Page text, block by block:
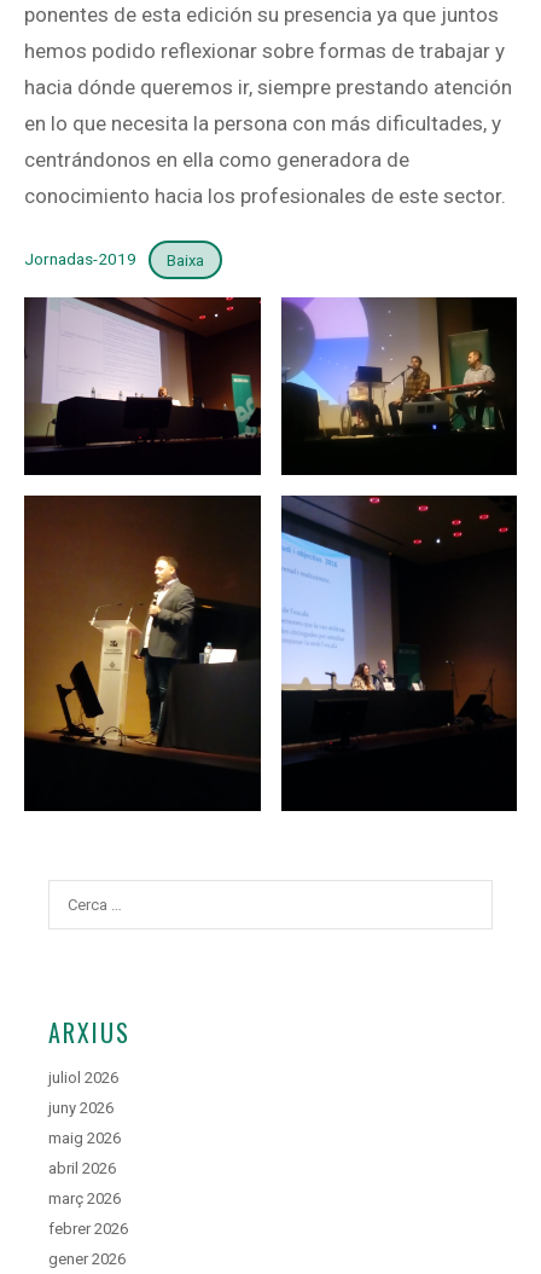
ponentes de esta edición su presencia ya que juntos
hemos podido reflexionar sobre formas de trabajar y
hacia dónde queremos ir, siempre prestando atención
en lo que necesita la persona con más dificultades, y
centrándonos en ella como generadora de
conocimiento hacia los profesionales de este sector.
Jornadas-2019 Baixa
ARXIUS
juliol 2026
juny 2026
maig 2026
abril 2026
març 2026
febrer 2026
gener 2026